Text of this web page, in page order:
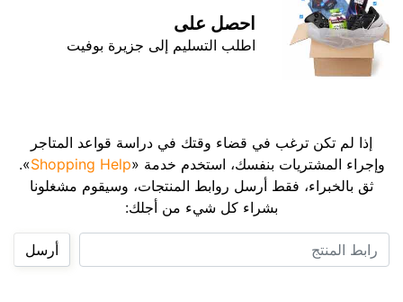
احصل على
اطلب التسليم إلى جزيرة بوفيت
إذا لم تكن ترغب في قضاء وقتك في دراسة قواعد المتاجر
وإجراء المشتريات بنفسك، استخدم خدمة «Shopping Help
».
ثق بالخبراء، فقط أرسل روابط المنتجات، وسيقوم مشغلونا
بشراء كل شيء من أجلك:
أرسل